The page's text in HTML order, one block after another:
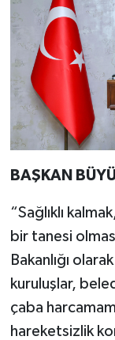
BAŞKAN
“Sağlıklı
bir tanesi
Bakanlığı
kuruluşlar,
çaba
hareketsizlik